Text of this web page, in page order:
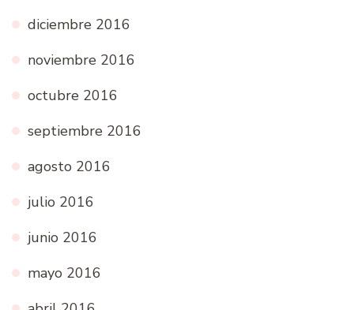
diciembre 2016
noviembre 2016
octubre 2016
septiembre 2016
agosto 2016
julio 2016
junio 2016
mayo 2016